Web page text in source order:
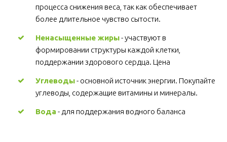
процесса снижения веса, так как обеспечивает
более длительное чувство сытости.
Ненасыщенные жиры - участвуют в
формировании структуры каждой клетки,
поддержании здорового сердца. Цена
Углеводы - основной источник энергии. Покупайте
углеводы, содержащие витамины и минералы.
Вода - для поддержания водного баланса